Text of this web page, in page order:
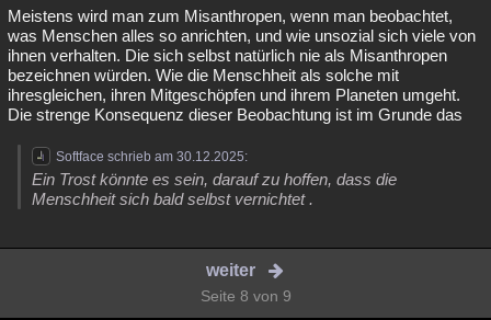
Meistens wird man zum Misanthropen, wenn man beobachtet,
was Menschen alles so anrichten, und wie unsozial sich viele von
ihnen verhalten. Die sich selbst natürlich nie als Misanthropen
bezeichnen würden. Wie die Menschheit als solche mit
ihresgleichen, ihren Mitgeschöpfen und ihrem Planeten umgeht.
Die strenge Konsequenz dieser Beobachtung ist im Grunde das
Softface schrieb am 30.12.2025:
Ein Trost könnte es sein, darauf zu hoffen, dass die
Menschheit sich bald selbst vernichtet .
weiter
Seite 8 von 9